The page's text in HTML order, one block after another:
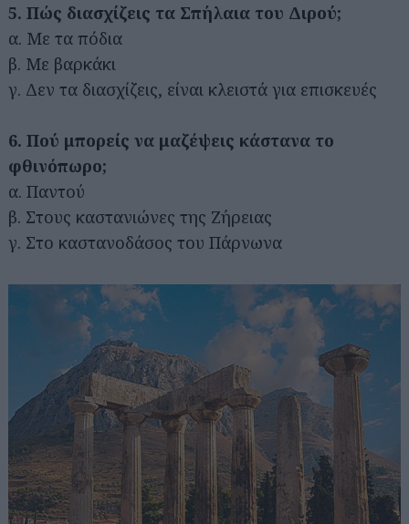
5. Πώς διασχίζεις τα Σπήλαια του Διρού;
α. Με τα πόδια
β. Με βαρκάκι
γ. Δεν τα διασχίζεις, είναι κλειστά για επισκευές
6. Πού μπορείς να μαζέψεις κάστανα το
φθινόπωρο;
α. Παντού
β. Στους καστανιώνες της Ζήρειας
γ. Στο καστανοδάσος του Πάρνωνα